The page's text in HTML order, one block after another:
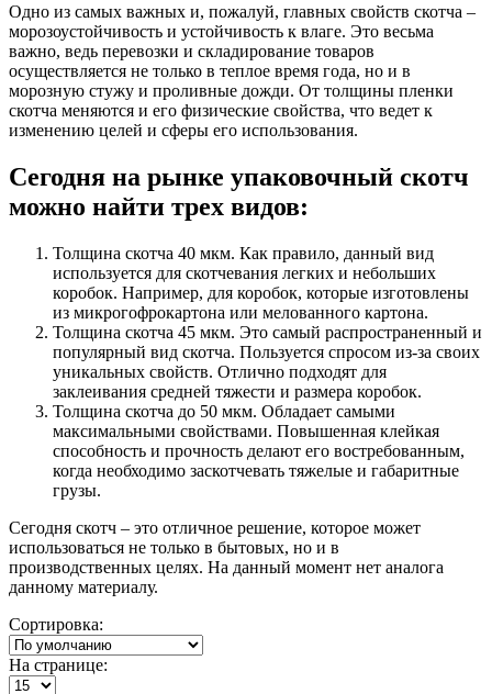
Одно из самых важных и, пожалуй, главных свойств скотча –
морозоустойчивость и устойчивость к влаге. Это весьма
важно, ведь перевозки и складирование товаров
осуществляется не только в теплое время года, но и в
морозную стужу и проливные дожди. От толщины пленки
скотча меняются и его физические свойства, что ведет к
изменению целей и сферы его использования.
Сегодня на рынке упаковочный скотч
можно найти трех видов:
Толщина скотча 40 мкм. Как правило, данный вид
используется для скотчевания легких и небольших
коробок. Например, для коробок, которые изготовлены
из микрогофрокартона или мелованного картона.
Толщина скотча 45 мкм. Это самый распространенный и
популярный вид скотча. Пользуется спросом из-за своих
уникальных свойств. Отлично подходят для
заклеивания средней тяжести и размера коробок.
Толщина скотча до 50 мкм. Обладает самыми
максимальными свойствами. Повышенная клейкая
способность и прочность делают его востребованным,
когда необходимо заскотчевать тяжелые и габаритные
грузы.
Сегодня скотч – это отличное решение, которое может
использоваться не только в бытовых, но и в
производственных целях. На данный момент нет аналога
данному материалу.
Сортировка:
На странице: